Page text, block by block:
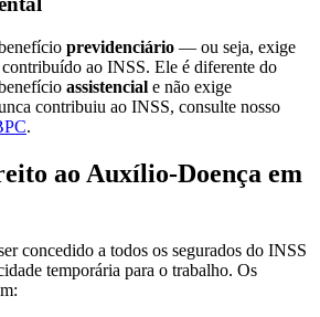
previdenciário — ou seja, exige
ao INSS. Ele é diferente do
assistencial e não exige
contribuiu ao INSS, consulte nosso
.
ao Auxílio-Doença em
concedido a todos os segurados do INSS
temporária para o trabalho. Os